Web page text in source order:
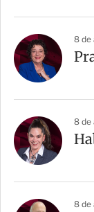
8 de
8 de
8 de